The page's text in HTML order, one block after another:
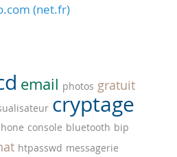
(net.fr)
email photos gratuit
cryptage
console bluetooth bip
htpasswd messagerie